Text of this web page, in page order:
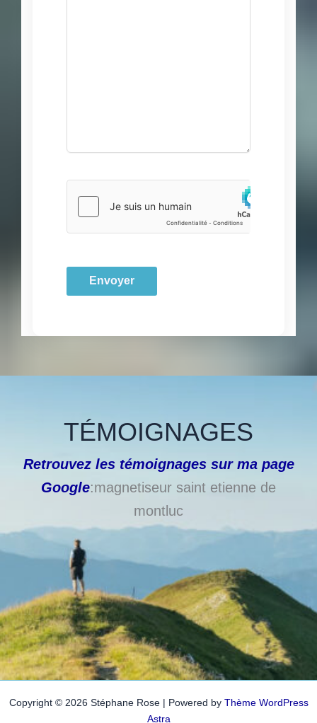
TÉMOIGNAGES
Retrouvez les témoignages sur ma page
Google:magnetiseur saint etienne de
montluc
Copyright © 2026 Stéphane Rose | Powered by Thème WordPress
Astra